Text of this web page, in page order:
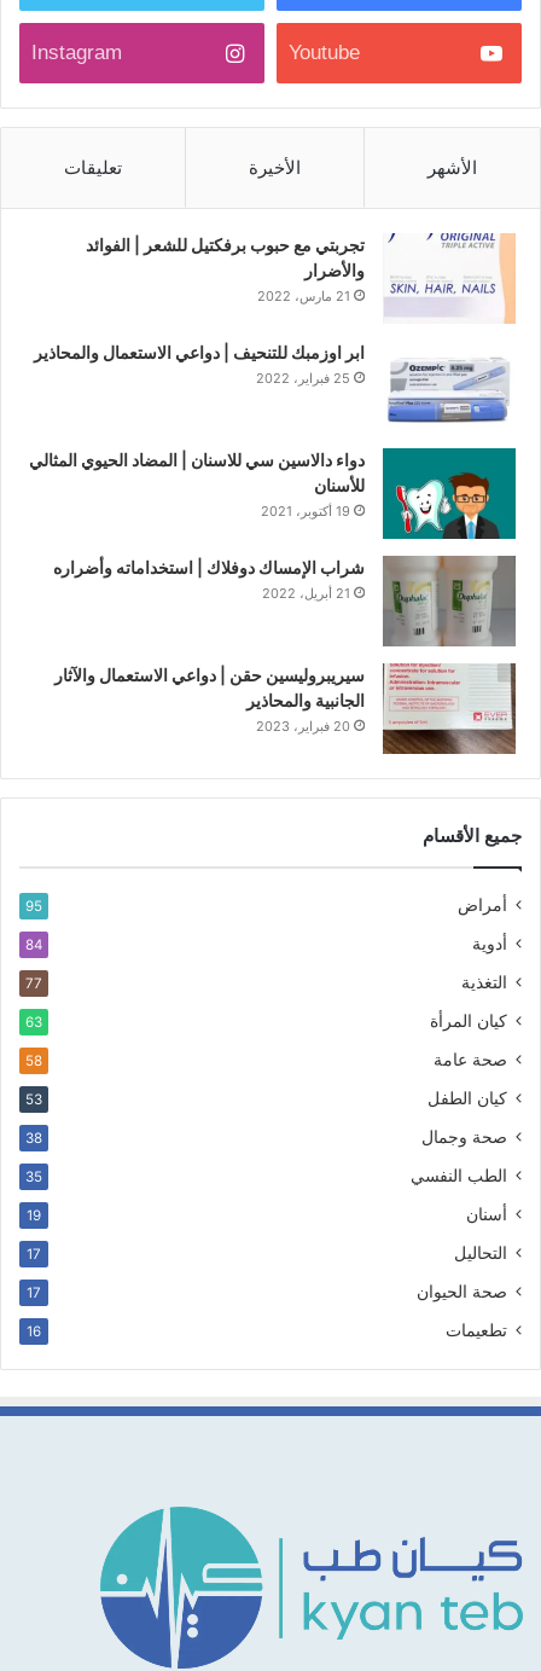
Youtube
Instagram
الأشهر الأخيرة تعليقات
تجربتي مع حبوب برفكتيل للشعر | الفوائد
والأضرار
21 مارس، 2022
ابر اوزمبك للتنحيف | دواعي الاستعمال والمحاذير
25 فبراير، 2022
دواء دالاسين سي للاسنان | المضاد الحيوي المثالي
للأسنان
19 أكتوبر، 2021
شراب الإمساك دوفلاك | استخداماته وأضراره
21 أبريل، 2022
سيريبروليسين حقن | دواعي الاستعمال والآثار
الجانبية والمحاذير
20 فبراير، 2023
جميع الأقسام
أمراض 95
أدوية 84
التغذية 77
كيان المرأة 63
صحة عامة 58
كيان الطفل 53
صحة وجمال 38
الطب النفسي 35
أسنان 19
التحاليل 17
صحة الحيوان 17
تطعيمات 16